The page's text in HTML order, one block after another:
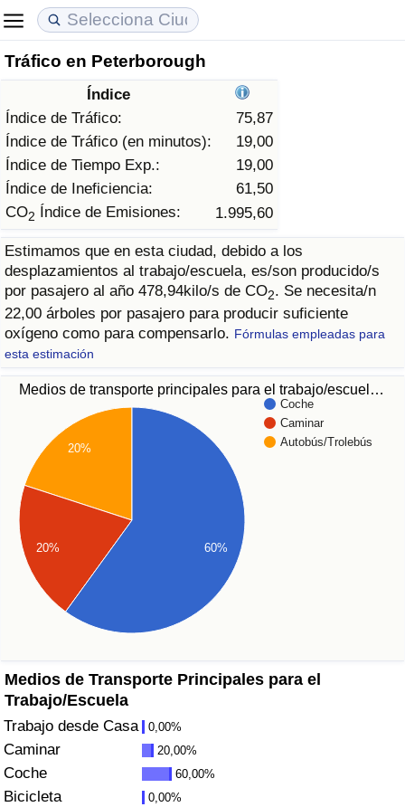
Tráfico en Peterborough
Índice
Índice de Tráfico:
75,87
Índice de Tráfico (en minutos):
19,00
Índice de Tiempo Exp.:
19,00
Índice de Ineficiencia:
61,50
CO2 Índice de Emisiones: 1.995,60
Estimamos que en esta ciudad, debido a los
desplazamientos al trabajo/escuela, es/son producido/s
por pasajero al año 478,94kilo/s de CO2. Se necesita/n
22,00 árboles por pasajero para producir suficiente
oxígeno como para compensarlo. Fórmulas empleadas para
esta estimación
Medios de transporte principales para el trabajo/escuel…
Coche
Caminar
Autobús/Trolebús
20%
20% 60%
Medios de Transporte Principales para el
Trabajo/Escuela
Trabajo desde Casa 0,00%
Caminar 20,00%
Coche 60,00%
Bicicleta 0,00%
Coste de vida
Índice de Costo de Vida (Actual)
Índice de Costo de Vida
Índice de costo de vida por país
en aqaba
Precios de las propiedades
Índice de Precios de Inmuebles (Actual)
Índice de Precios de Inmuebles
Índice de Precios de Inmuebles por País
Calidad de Vida
Índice de Calidad de Vida
Índice de Calidad de Vida (Actual)
Índice de calidad de vida por país
Delincuencia
Calificación del Índice de Criminalidad
(Actual)
Índice de criminalidad por país
Sanidad
Índice de Sanidad (Actual)
Índice de Sanidad
Índice de Sanidad por País
Índice de Contaminación (Actual)
Índice de contaminación
Índice de Contaminación por País